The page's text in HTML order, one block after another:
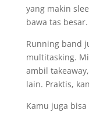
yang makin
bawa tas besar.
Running band
multitasking.
ambil
lain. Praktis,
Kamu juga